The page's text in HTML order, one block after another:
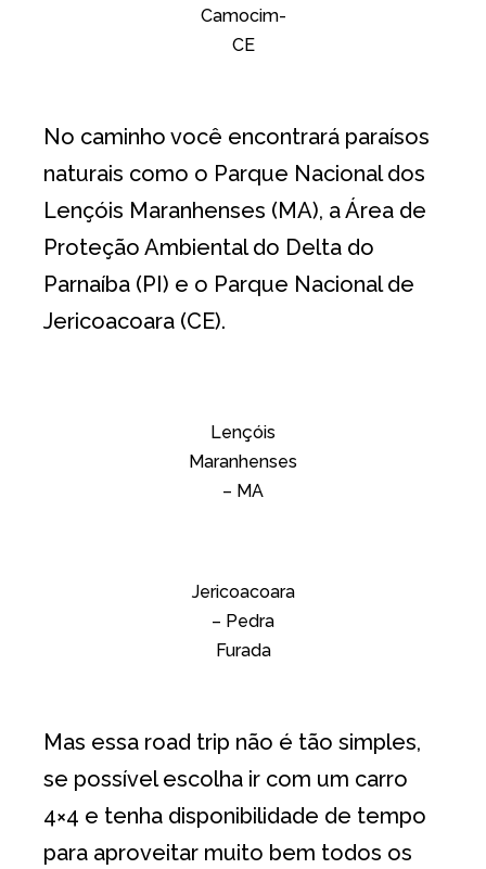
Camocim-
CE
No caminho você encontrará paraísos
naturais como o Parque Nacional dos
Lençóis Maranhenses (MA), a Área de
Proteção Ambiental do Delta do
Parnaíba (PI) e o Parque Nacional de
Jericoacoara (CE).
Lençóis
Maranhenses
– MA
Jericoacoara
– Pedra
Furada
Mas essa road trip não é tão simples,
se possível escolha ir com um carro
4×4 e tenha disponibilidade de tempo
para aproveitar muito bem todos os